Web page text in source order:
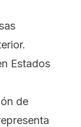
Estados
de